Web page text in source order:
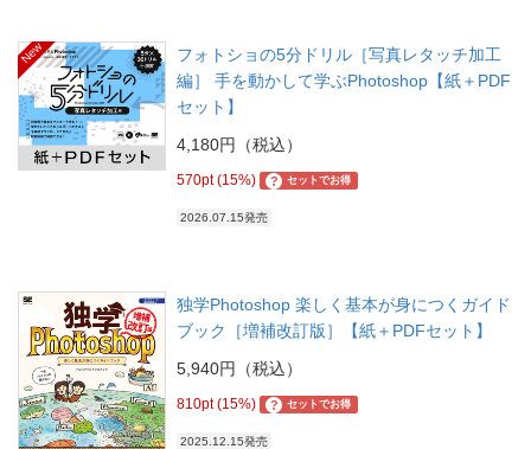
New
フォトショの5分ドリル［写真レタッチ加工
編］ 手を動かして学ぶPhotoshop【紙＋PDF
セット】
4,180円（税込）
570pt (15%) ? セットでお得
2026.07.15発売
独学Photoshop 楽しく基本が身につくガイド
ブック［増補改訂版］【紙＋PDFセット】
5,940円（税込）
810pt (15%) ? セットでお得
2025.12.15発売